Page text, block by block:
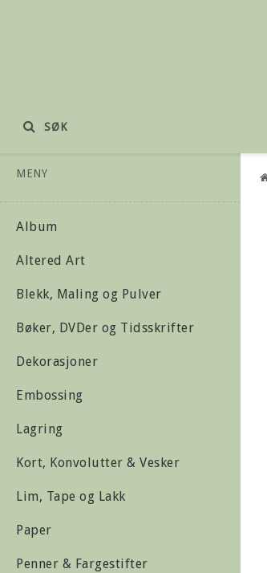
SØK
MENY
Album
Altered Art
Blekk, Maling og Pulver
Bøker, DVDer og Tidsskrifter
Dekorasjoner
Embossing
Lagring
Kort, Konvolutter & Vesker
Lim, Tape og Lakk
Paper
Penner & Fargestifter